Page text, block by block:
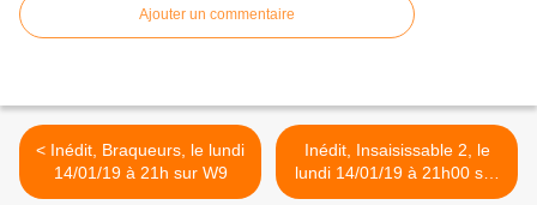
Ajouter un commentaire
< Inédit, Braqueurs, le lundi
14/01/19 à 21h sur W9
Inédit, Insaisissable 2, le
lundi 14/01/19 à 21h00 sur
M6 >